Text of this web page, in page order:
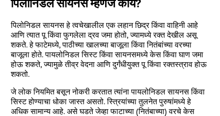
पिलोनिडल सायनस हे त्वचेखालील एक लहान छिद्र किंवा वाहिनी आहे
आणि त्यात पू किंवा फुगलेला द्रव जमा होतो, ज्यामध्ये रक्त देखील असू
शकते. हे फाटेमध्ये, पाठीच्या खालच्या बाजूला किंवा नितंबांच्या वरच्या
बाजूला होते. पायलोनिडल सिस्ट किंवा सायनसमध्ये केस किंवा घाण जमा
होऊ शकते, ज्यामुळे तीव्र वेदना आणि दुर्गंधीयुक्त पू किंवा रक्तस्त्राव होऊ
शकतो.
जे लोक नियमित बसून नोकरी करतात त्यांना पायलोनिडल सायनस किंवा
सिस्ट होण्याचा धोका जास्त असतो. स्त्रियांच्या तुलनेत पुरुषांमध्ये हे
अधिक सामान्य आहे. असे घडते जेव्हा फाटाच्या (नितंबाच्या) वरचे केस